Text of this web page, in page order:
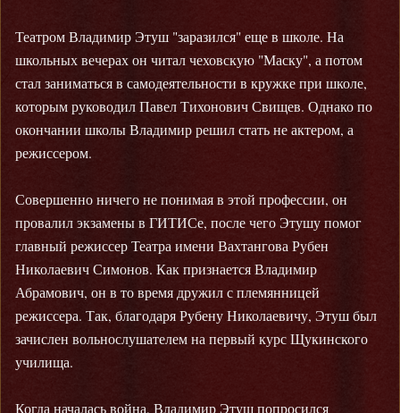
Театром Владимир Этуш "заразился" еще в школе. На
школьных вечерах он читал чеховскую "Маску", а потом
стал заниматься в самодеятельности в кружке при школе,
которым руководил Павел Тихонович Свищев. Однако по
окончании школы Владимир решил стать не актером, а
режиссером.
Совершенно ничего не понимая в этой профессии, он
провалил экзамены в ГИТИСе, после чего Этушу помог
главный режиссер Театра имени Вахтангова Рубен
Николаевич Симонов. Как признается Владимир
Абрамович, он в то время дружил с племянницей
режиссера. Так, благодаря Рубену Николаевичу, Этуш был
зачислен вольнослушателем на первый курс Щукинского
училища.
Когда началась война, Владимир Этуш попросился